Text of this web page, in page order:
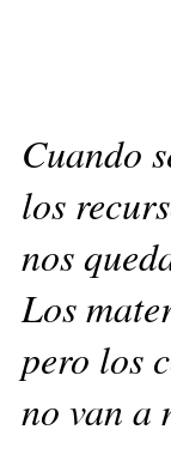
Cuando
los
nos
Los
pero los
no van a